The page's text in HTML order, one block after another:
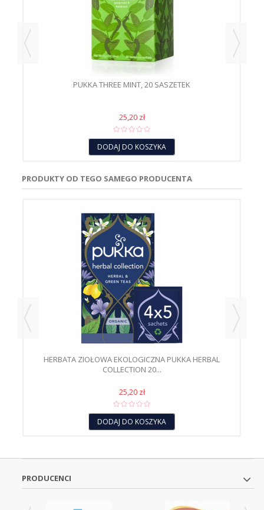
PUKKA THREE MINT, 20 SASZETEK
25,20 zł
DODAJ DO KOSZYKA
PRODUKTY OD TEGO SAMEGO PRODUCENTA
HERBATA ZIOŁOWA EKOLOGICZNA PUKKA HERBAL
COLLECTION 20...
25,20 zł
DODAJ DO KOSZYKA
PRODUCENCI